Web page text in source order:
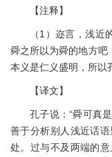
【注释】
（1）迩言，浅
舜之所以为舜的地方吧
本义是仁义盛明，所以
【译文】
孔子说：“舜可真
善于分析别人浅近话
处。过与不及两端的